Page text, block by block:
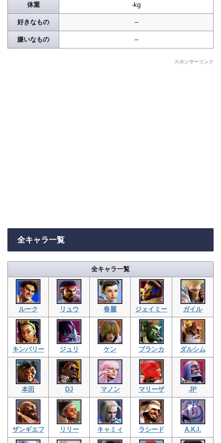
体重 -kg
好きなもの –
嫌いなもの –
スポンサーリンク
全キャラ一覧
全キャラ一覧
ルーク リュウ 春麗 ジェイミー ガイル
キンバリー ジュリ ケン ブランカ ダルシム
本田 DJ マノン マリーザ JP
ザンギエフ リリー キャミィ ラシード A.K.I.